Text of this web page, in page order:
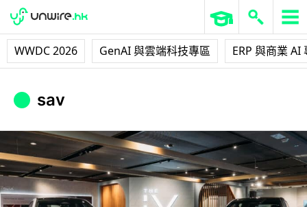
WWDC 2026 GenAI 與雲端科技專區 ERP 與商業 AI
sav